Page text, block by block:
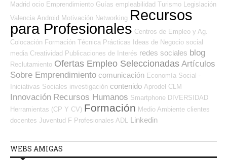
Madrid ocio Emprendimiento Guías empleabilidad Turismo Legislación
Valencia Android Motivación Networking Recursos
para Profesionales Centros de Empleo y Ag.
Colocación Formación Técnica Prácticas Ideas de Negocio social
media Creatividad Publicaciones de Interés redes sociales blog
Reclutamiento Ofertas Empleo Seleccionadas Artículos
Sobre Emprendimiento comunicación Economía Social -
Iniciativas Sociales investigación contenido Aprodel CLM
Innovación Recursos Humanos Smartphone DIVERSIDAD
Herramientas (CP Y CV) Formación Medio Ambiente clientes
docentes Juventud F Profesionales ADL Linkedin
WEBS AMIGAS